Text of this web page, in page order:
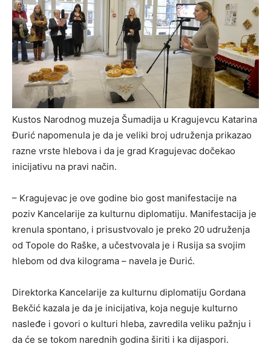
Kustos Narodnog muzeja Šumadija u Kragujevcu Katarina
Đurić napomenula je da je veliki broj udruženja prikazao
razne vrste hlebova i da je grad Kragujevac dočekao
inicijativu na pravi način.
– Kragujevac je ove godine bio gost manifestacije na
poziv Kancelarije za kulturnu diplomatiju. Manifestacija je
krenula spontano, i prisustvovalo je preko 20 udruženja
od Topole do Raške, a učestvovala je i Rusija sa svojim
hlebom od dva kilograma – navela je Đurić.
Direktorka Kancelarije za kulturnu diplomatiju Gordana
Bekčić kazala je da je inicijativa, koja neguje kulturno
nasleđe i govori o kulturi hleba, zavredila veliku pažnju i
da će se tokom narednih godina širiti i ka dijaspori.